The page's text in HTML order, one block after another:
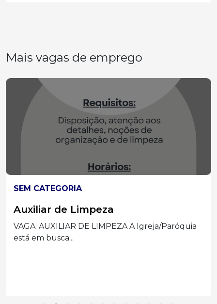
Mais vagas de emprego
SEM CATEGORIA
Auxiliar de Limpeza
VAGA: AUXILIAR DE LIMPEZA A Igreja/Paróquia
está em busca...